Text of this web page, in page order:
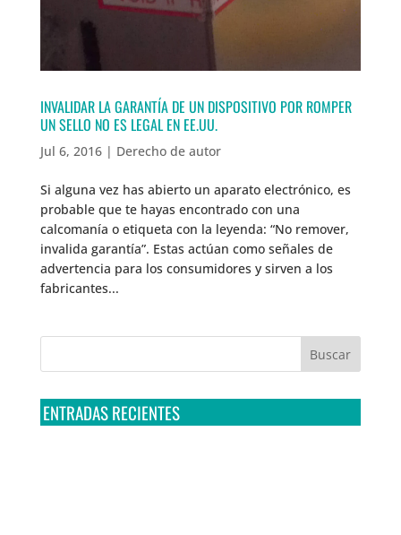
INVALIDAR LA GARANTÍA DE UN DISPOSITIVO POR ROMPER
UN SELLO NO ES LEGAL EN EE.UU.
Jul 6, 2016| Derecho de autor
Si alguna vez has abierto un aparato electrónico, es
probable que te hayas encontrado con una
calcomanía o etiqueta con la leyenda: “No remover,
invalida garantía”. Estas actúan como señales de
advertencia para los consumidores y sirven a los
fabricantes...
ENTRADAS RECIENTES